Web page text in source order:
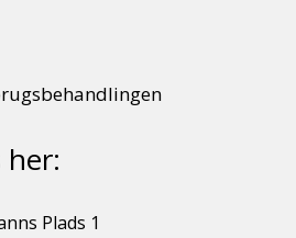
Plads 1